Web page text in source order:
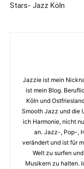
Stars- Jazz Köln
Jazzie ist mein
ist mein Blog.
Köln und
Smooth Jazz und die
ich Harmonie, nicht
an. Jazz-, Pop-,
verändert und ist für
Welt zu surfen
Musikern zu halten.